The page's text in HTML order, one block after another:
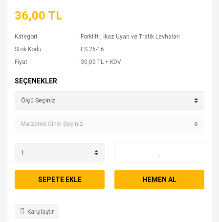
36,00 TL
Kategori Forklift , İkaz Uyarı ve Trafik Levhaları
Stok Kodu
ES 26-16
Fiyat
30,00 TL + KDV
SEÇENEKLER
SEPETE EKLE HEMEN AL
Karşılaştır